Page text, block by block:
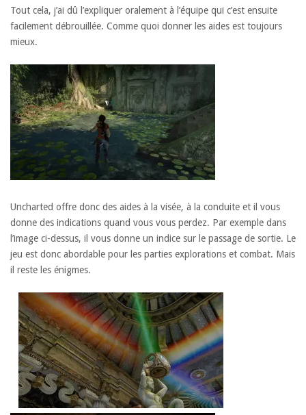
Tout cela, j’ai dû l’expliquer oralement à l’équipe qui c’est ensuite
facilement débrouillée. Comme quoi donner les aides est toujours
mieux.
Uncharted offre donc des aides à la visée, à la conduite et il vous
donne des indications quand vous vous perdez. Par exemple dans
l’image ci-dessus, il vous donne un indice sur le passage de sortie. Le
jeu est donc abordable pour les parties explorations et combat. Mais
il reste les énigmes.